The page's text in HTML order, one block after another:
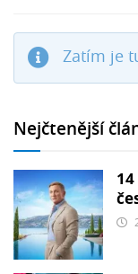
Zatím je
Nejčtenější